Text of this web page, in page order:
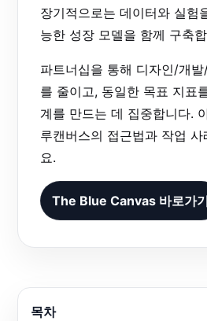
장기적으로는 데이터와 실험
능한 성장 모델을 함께 구축
파트너십을 통해 디자인/개
를 줄이고, 동일한 목표 지표
계를 만드는 데 집중합니다.
루캔버스의 접근법과 작업
요.
The Blue Canvas 바로가기
목차